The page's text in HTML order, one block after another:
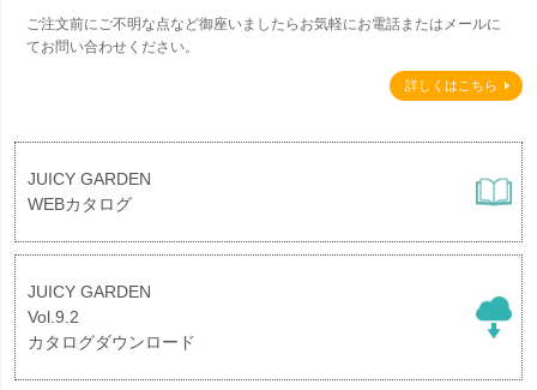
ご注文前にご不明な点など御座いましたらお気軽にお電話またはメールに
てお問い合わせください。
詳しくはこちら
JUICY GARDEN
WEBカタログ
JUICY GARDEN
Vol.9.2
カタログダウンロード